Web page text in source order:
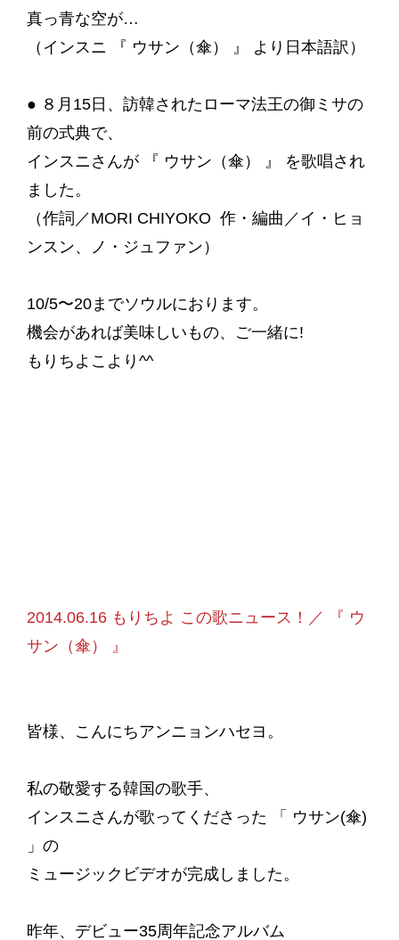
真っ青な空が…
（インスニ 『 ウサン（傘） 』 より日本語訳）
● ８月15日、訪韓されたローマ法王の御ミサの
前の式典で、
インスニさんが 『 ウサン（傘） 』 を歌唱され
ました。
（作詞／MORI CHIYOKO 作・編曲／イ・ヒョ
ンスン、ノ・ジュファン）
10/5〜20までソウルにおります。
機会があれば美味しいもの、ご一緒に!
もりちよこより^^
2014.06.16 もりちよ この歌ニュース！／ 『 ウ
サン（傘） 』
皆様、こんにちアンニョンハセヨ。
私の敬愛する韓国の歌手、
インスニさんが歌ってくださった 「 ウサン(傘)
」の
ミュージックビデオが完成しました。
昨年、デビュー35周年記念アルバム